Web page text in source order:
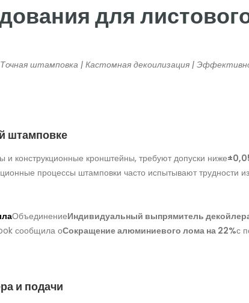
для
штамповка | Кастомная декоилизация |
штамповке
и конструкционные кронштейны, требуют допуски ниже
процессы штамповки часто испытывают трудности
ОбъединениеИндивидуальный выпрямитель
сообщила оСокращение алюминиевого лома на 22%с
и подачи